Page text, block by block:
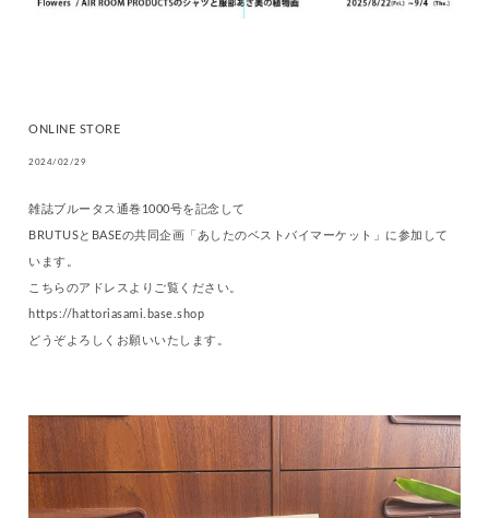
ONLINE STORE
2024/02/29
雑誌ブルータス通巻1000号を記念して
BRUTUSとBASEの共同企画「あしたのベストバイマーケット」に参加して
います。
こちらのアドレスよりご覧ください。
https://hattoriasami.base.shop
どうぞよろしくお願いいたします。